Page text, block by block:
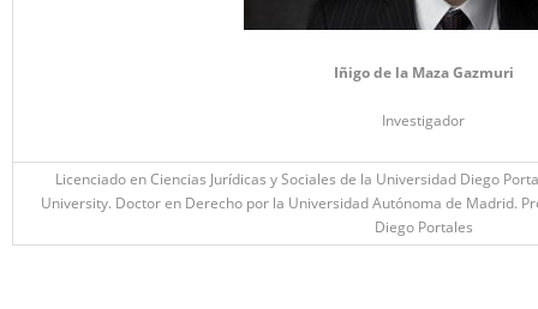
Iñigo de la Maza Gazmuri
Investigador
Licenciado en Ciencias Jurídicas y Sociales de la Universidad Diego
University. Doctor en Derecho por la Universidad Autónoma de Madrid.
Diego Portales